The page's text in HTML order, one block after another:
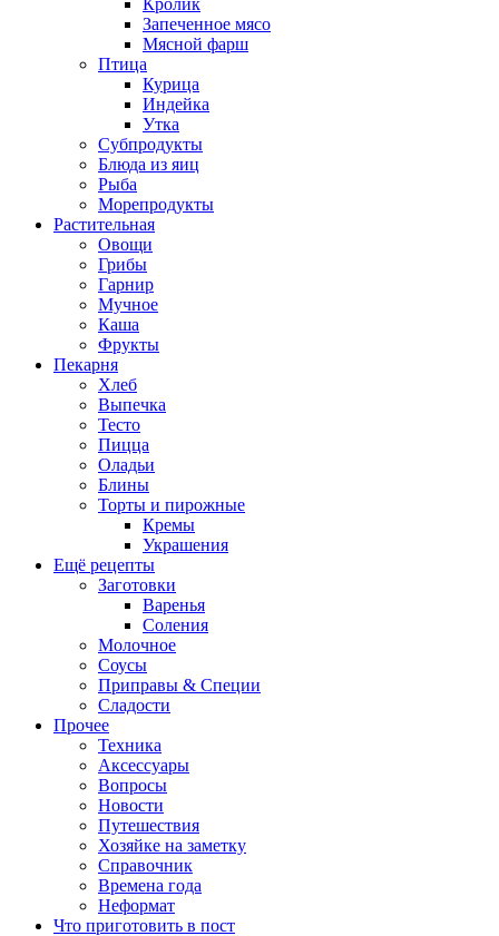
Кролик
Запеченное мясо
Мясной фарш
Птица
Курица
Индейка
Утка
Субпродукты
Блюда из яиц
Рыба
Морепродукты
Растительная
Овощи
Грибы
Гарнир
Мучное
Каша
Фрукты
Пекарня
Хлеб
Выпечка
Тесто
Пицца
Оладьи
Блины
Торты и пирожные
Кремы
Украшения
Ещё рецепты
Заготовки
Варенья
Соления
Молочное
Соусы
Приправы & Специи
Сладости
Прочее
Техника
Аксессуары
Вопросы
Новости
Путешествия
Хозяйке на заметку
Справочник
Времена года
Неформат
Что приготовить в пост